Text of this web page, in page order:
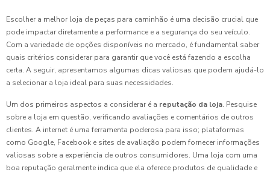
Escolher a melhor loja de peças para caminhão é uma decisão crucial que
pode impactar diretamente a performance e a segurança do seu veículo.
Com a variedade de opções disponíveis no mercado, é fundamental saber
quais critérios considerar para garantir que você está fazendo a escolha
certa. A seguir, apresentamos algumas dicas valiosas que podem ajudá-lo
a selecionar a loja ideal para suas necessidades.
Um dos primeiros aspectos a considerar é a reputação da loja. Pesquise
sobre a loja em questão, verificando avaliações e comentários de outros
clientes. A internet é uma ferramenta poderosa para isso; plataformas
como Google, Facebook e sites de avaliação podem fornecer informações
valiosas sobre a experiência de outros consumidores. Uma loja com uma
boa reputação geralmente indica que ela oferece produtos de qualidade e